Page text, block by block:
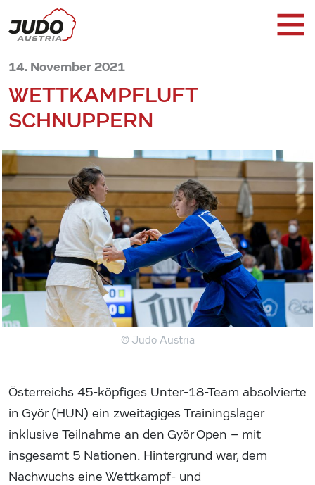
14. November 2021
WETTKAMPFLUFT
SCHNUPPERN
© Judo Austria
Österreichs 45-köpfiges Unter-18-Team absolvierte
in Györ (HUN) ein zweitägiges Trainingslager
inklusive Teilnahme an den Györ Open – mit
insgesamt 5 Nationen. Hintergrund war, dem
Nachwuchs eine Wettkampf- und